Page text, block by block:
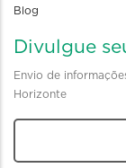
Blog
Divulgue
Envio de
Horizonte